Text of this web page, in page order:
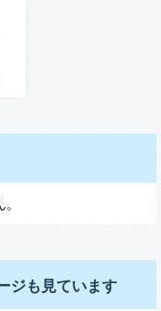
ジも見ています